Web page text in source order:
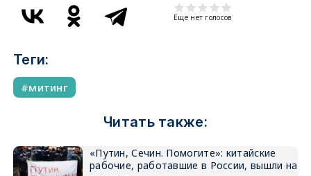
Еще нет голосов
Теги:
митинг
Читать также:
«Путин, Сечин. Помогите»: китайские
рабочие, работавшие в России, вышли на